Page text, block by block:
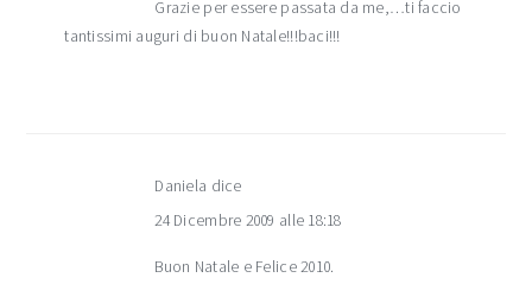
Grazie per essere passata da me,…ti faccio
tantissimi auguri di buon Natale!!!baci!!!
Daniela dice
24 Dicembre 2009 alle 18:18
Buon Natale e Felice 2010.